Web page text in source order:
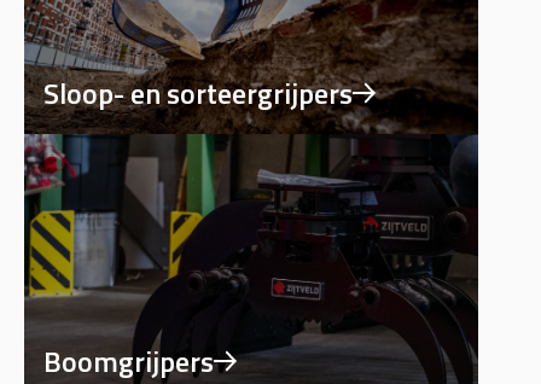
Sloop- en sorteergrijpers
Boomgrijpers